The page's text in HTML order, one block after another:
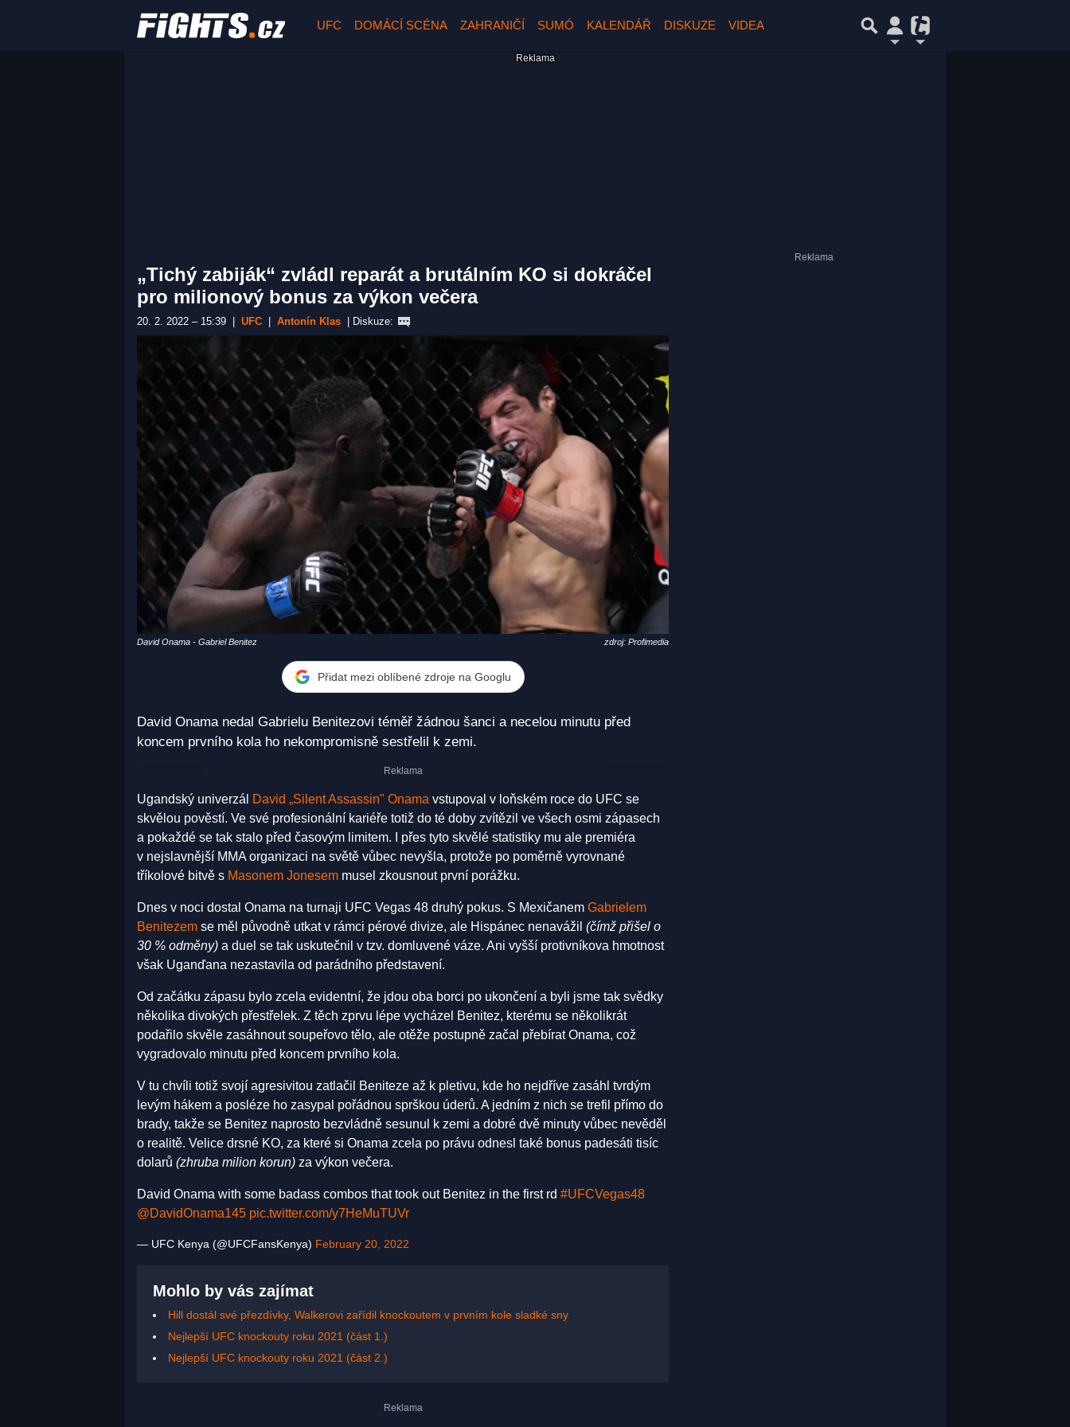
UFC DOMÁCÍ SCÉNA ZAHRANIČÍ SUMÓ KALENDÁŘ DISKUZE VIDEA
„Tichý zabiják“ zvládl reparát a brutálním KO si dokráčel
pro milionový bonus za výkon večera
20. 2. 2022 – 15:39 UFC Antonín Klas Diskuze:
David Onama - Gabriel Benitez zdroj: Profimedia
Přidat mezi oblíbené zdroje na Googlu
David Onama nedal Gabrielu Benitezovi téměř žádnou šanci a necelou minutu před
koncem prvního kola ho nekompromisně sestřelil k zemi.
Ugandský univerzál David „Silent Assassin" Onama vstupoval v loňském roce do UFC se
skvělou pověstí. Ve své profesionální kariéře totiž do té doby zvítězil ve všech osmi zápasech
a pokaždé se tak stalo před časovým limitem. I přes tyto skvělé statistiky mu ale premiéra
v nejslavnější MMA organizaci na světě vůbec nevyšla, protože po poměrně vyrovnané
tříkolové bitvě s Masonem Jonesem musel zkousnout první porážku.
Dnes v noci dostal Onama na turnaji UFC Vegas 48 druhý pokus. S Mexičanem Gabrielem
Benitezem se měl původně utkat v rámci pérové divize, ale Hispánec nenavážil (čímž přišel o
30 % odměny) a duel se tak uskutečnil v tzv. domluvené váze. Ani vyšší protivníkova hmotnost
však Uganďana nezastavila od parádního představení.
Od začátku zápasu bylo zcela evidentní, že jdou oba borci po ukončení a byli jsme tak svědky
několika divokých přestřelek. Z těch zprvu lépe vycházel Benitez, kterému se několikrát
podařilo skvěle zasáhnout soupeřovo tělo, ale otěže postupně začal přebírat Onama, což
vygradovalo minutu před koncem prvního kola.
V tu chvíli totiž svojí agresivitou zatlačil Beniteze až k pletivu, kde ho nejdříve zasáhl tvrdým
levým hákem a posléze ho zasypal pořádnou sprškou úderů. A jedním z nich se trefil přímo do
brady, takže se Benitez naprosto bezvládně sesunul k zemi a dobré dvě minuty vůbec nevěděl
o realitě. Velice drsné KO, za které si Onama zcela po právu odnesl také bonus padesáti tisíc
dolarů (zhruba milion korun) za výkon večera.
David Onama with some badass combos that took out Benitez in the first rd #UFCVegas48
@DavidOnama145 pic.twitter.com/y7HeMuTUVr
— UFC Kenya (@UFCFansKenya) February 20, 2022
Mohlo by vás zajímat
Hill dostál své přezdívky, Walkerovi zařídil knockoutem v prvním kole sladké sny
Nejlepší UFC knockouty roku 2021 (část 1.)
Nejlepší UFC knockouty roku 2021 (část 2.)